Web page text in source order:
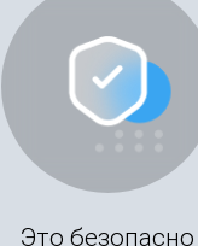
Это безопасно